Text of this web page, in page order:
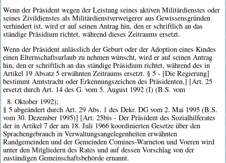
Wenn der Präsident wegen der Leistung seines aktiven Militärdienstes oder
seines Zivildienstes als Militärdienstverweigerer aus Gewissensgründen
verhindert ist, wird er auf seinen Antrag hin, den er schriftlich an das
ständige Präsidium richtet, während dieses Zeitraums ersetzt.
Wenn der Präsident anlässlich der Geburt oder der Adoption eines Kindes
einen Elternschaftsurlaub zu nehmen wünscht, wird er auf seinen Antrag
hin, den er schriftlich an das ständige Präsidium richtet, während des in
Artikel 19 Absatz 5 erwähnten Zeitraums ersetzt. § 5 - [Die Regierung]
bestimmt Amtstracht oder Erkennungszeichen des Präsidenten.] [Art. 25
ersetzt durch Art. 14 des G. vom 5. August 1992 (I) (B.S. vom
8. Oktober 1992);
§ 5 abgeändert durch Art. 29 Abs. 1 des Dekr. DG vom 2. Mai 1995 (B.S.
vom 30. Dezember 1995)] [Art. 25bis - Der Präsident des Sozialhilferates
der in Artikel 7 der am 18. Juli 1966 koordinierten Gesetze über den
Sprachengebrauch in Verwaltungsangelegenheiten erwähnten
Randgemeinden und der Gemeinden Comines-Warneton und Voeren wird
unter den Mitgliedern des Rates und auf dessen Vorschlag von der
zuständigen Gemeinschaftsbehörde ernannt.